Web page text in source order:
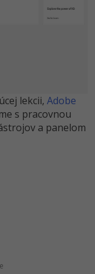
lekcii, Adobe
s pracovnou
a panelom